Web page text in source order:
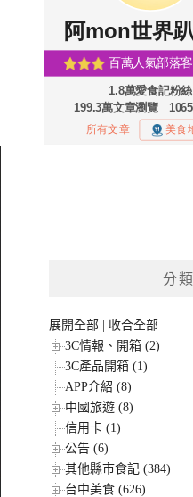
分類
展開全部
收合全部
3C情報、開箱 (2)
3C產品開箱 (1)
APP介紹 (8)
中國旅遊 (8)
信用卡 (1)
公告 (6)
其他縣市食記 (384)
台中美食 (626)